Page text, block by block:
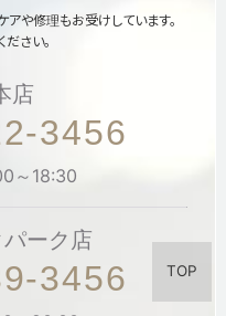
や修理もお受けしています。
さい。
店
3456
～18:30
ーク店
3456 TOP